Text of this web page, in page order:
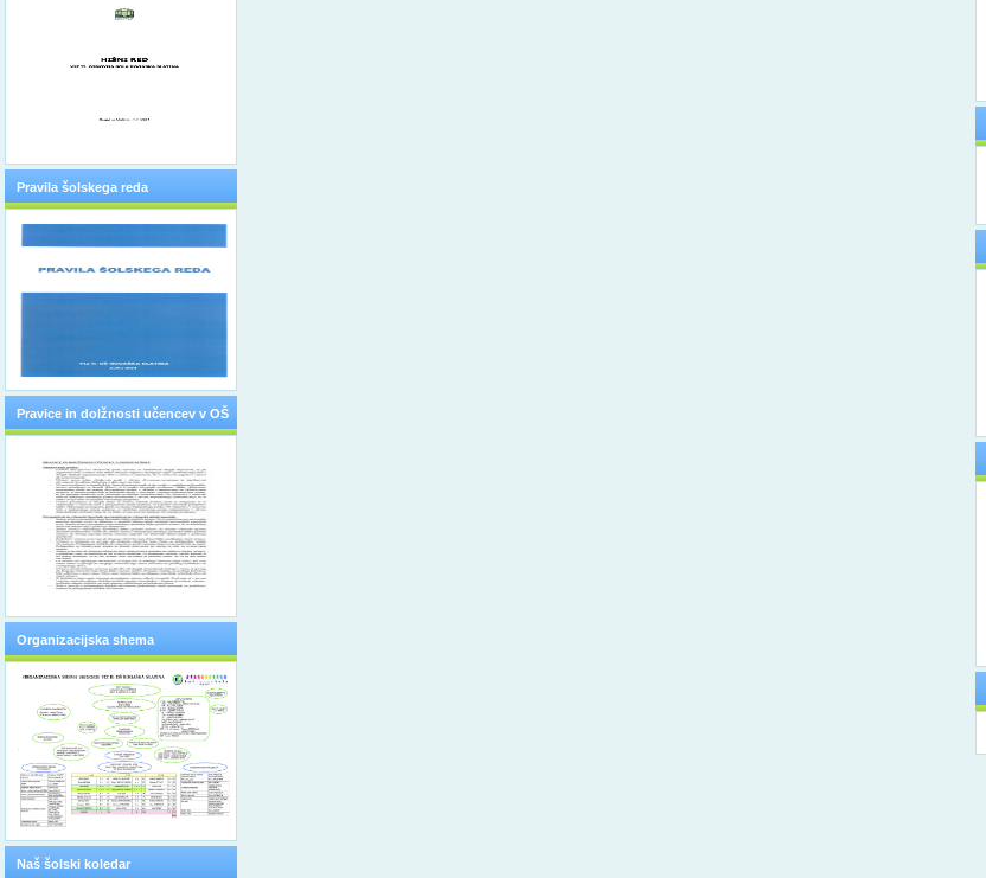
Pravila šolskega reda
Pravice in dolžnosti učencev v OŠ
Organizacijska shema
Naš šolski koledar